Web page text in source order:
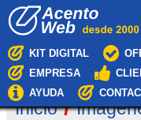
KIT DIGITAL
EMPRESA
AYUDA
Inicio /